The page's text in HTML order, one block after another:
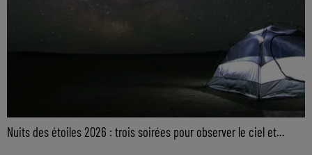
Nuits des étoiles 2026 : trois soirées pour observer le ciel et...